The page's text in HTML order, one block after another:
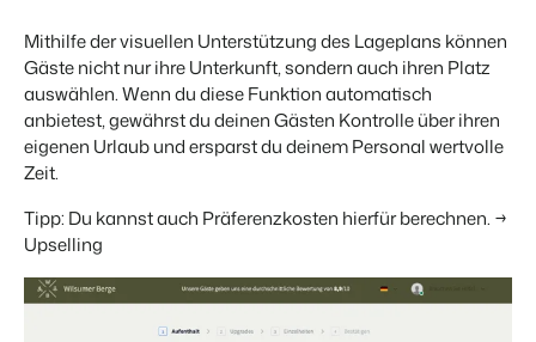
Mithilfe der visuellen Unterstützung des Lageplans können
Gäste nicht nur ihre Unterkunft, sondern auch ihren Platz
auswählen. Wenn du diese Funktion automatisch
anbietest, gewährst du deinen Gästen Kontrolle über ihren
eigenen Urlaub und ersparst du deinem Personal wertvolle
Zeit.
Tipp: Du kannst auch Präferenzkosten hierfür berechnen. →
Upselling